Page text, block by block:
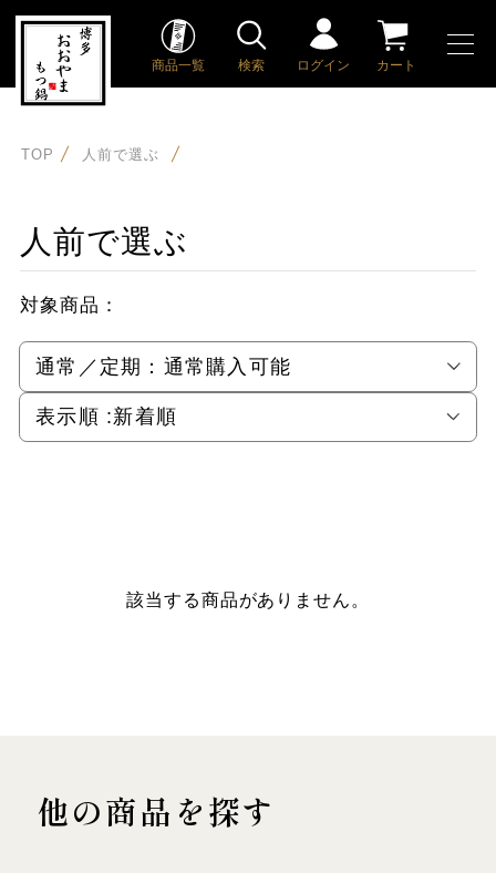
商品一覧 検索 ログイン カート
TOP 人前で選ぶ
人前で選ぶ
対象商品：
通常／定期： 通常購入可能
表示順 :新着順
該当する商品がありません。
他の商品を探す